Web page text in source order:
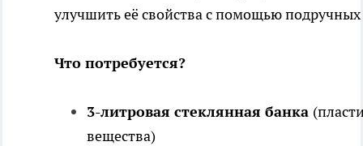
улучшить её свойства с помощью
Что потребуется?
3-литровая стеклянная банка
вещества)